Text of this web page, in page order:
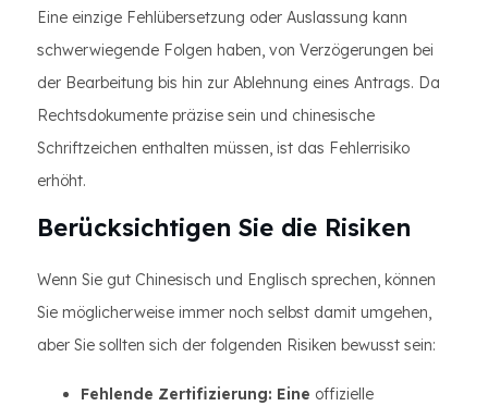
Eine einzige Fehlübersetzung oder Auslassung kann
schwerwiegende Folgen haben, von Verzögerungen bei
der Bearbeitung bis hin zur Ablehnung eines Antrags. Da
Rechtsdokumente präzise sein und chinesische
Schriftzeichen enthalten müssen, ist das Fehlerrisiko
erhöht.
Berücksichtigen Sie die Risiken
Wenn Sie gut Chinesisch und Englisch sprechen, können
Sie möglicherweise immer noch selbst damit umgehen,
aber Sie sollten sich der folgenden Risiken bewusst sein:
Fehlende Zertifizierung: Eine offizielle